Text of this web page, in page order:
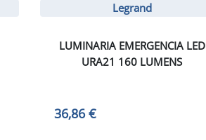
Legrand
LUMINARIA EMERGENCIA LED
URA21 160 LUMENS
36,86 €